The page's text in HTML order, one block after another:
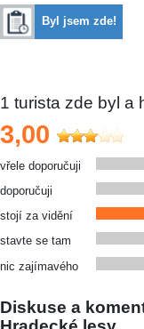
Byl jsem zde!
1 turista zde byl a
3,00
vřele doporučuji
doporučuji
stojí za vidění
stavte se tam
nic zajímavého
Diskuse a